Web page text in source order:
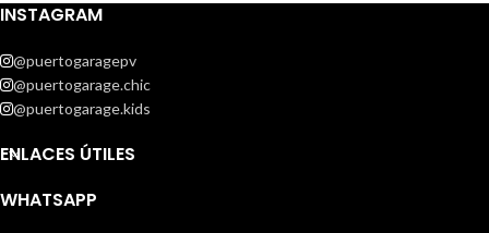
INSTAGRAM
@puertogaragepv
@puertogarage.chic
@puertogarage.kids
ENLACES ÚTILES
WHATSAPP